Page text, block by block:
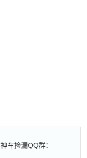
神车捡漏QQ群：